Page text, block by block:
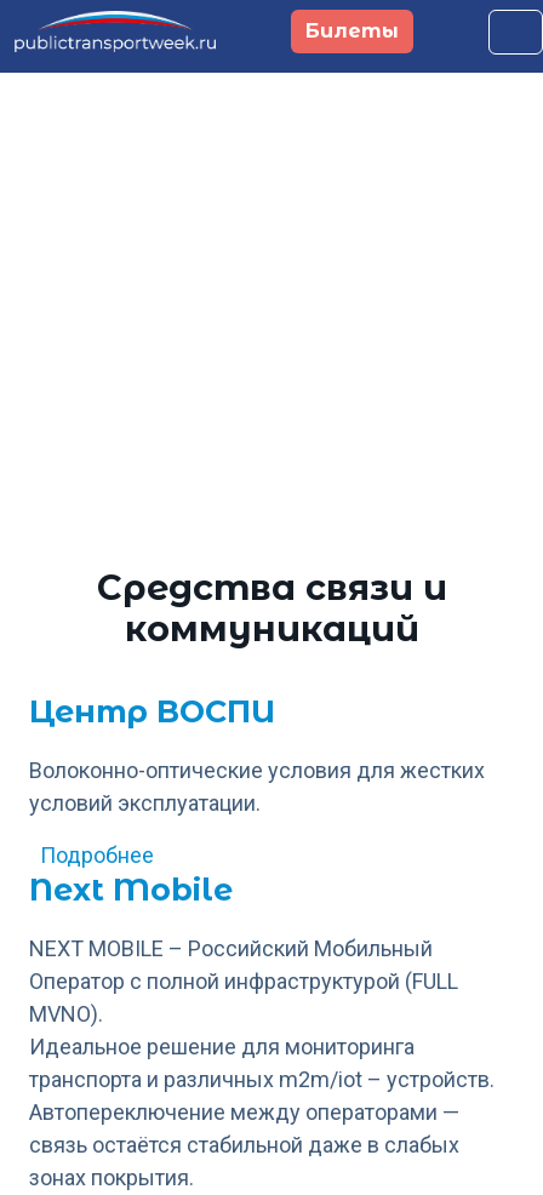
Перейти к основному содержанию
Билеты
Средства связи и
коммуникаций
Центр ВОСПИ
Волоконно-оптические условия для жестких
условий эксплуатации.
Подробнее
Next Mobile
NEXT MOBILE – Российский Мобильный
Оператор с полной инфраструктурой (FULL
MVNO).
Идеальное решение для мониторинга
транспорта и различных m2m/iot – устройств.
Автопереключение между операторами —
связь остаётся стабильной даже в слабых
зонах покрытия.